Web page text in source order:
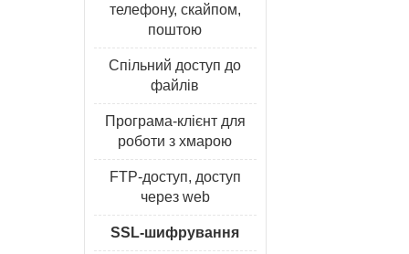
телефону, скайпом,
поштою
Спільний доступ до
файлів
Програма-клієнт для
роботи з хмарою
FTP-доступ, доступ
через web
SSL-шифрування